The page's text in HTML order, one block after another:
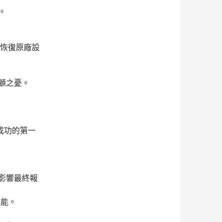
復原廠設
之憂。
功的第一
響最終報
。